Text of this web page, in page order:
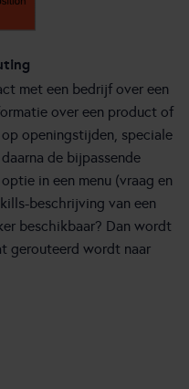
met een bedrijf over een
over een product of
openingstijden, speciale
de bijpassende
in een menu (vraag en
beschrijving van een
beschikbaar? Dan wordt
gerouteerd wordt naar